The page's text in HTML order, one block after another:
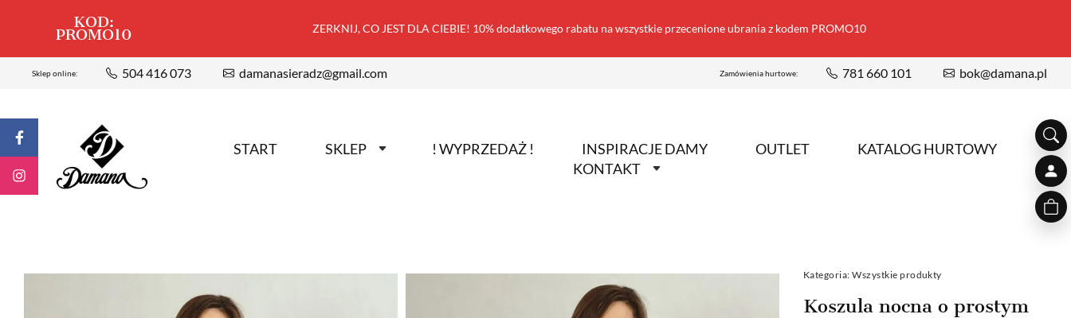
KOD:
PROMO10 ZERKNIJ, CO JEST DLA CIEBIE! 10% dodatkowego rabatu na wszystkie przecenione ubrania z kodem PROMO10
Sklep online: 504 416 073 damanasieradz@gmail.com Zamówienia hurtowe: 781 660 101 bok@damana.pl
START SKLEP ! WYPRZEDAŻ ! INSPIRACJE DAMY OUTLET
KATALOG HURTOWY
KONTAKT
Kategoria: Wszystkie produkty
Koszula nocna o prostym